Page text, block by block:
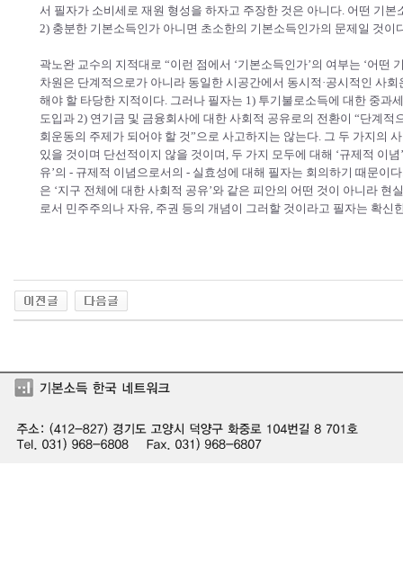
서 필자가 소비세로 재원 형성을 하자고 주장한 것은 아니다. 어떤 기
2) 충분한 기본소득인가 아니면 초소한의 기본소득인가의 문제일 것이
곽노완 교수의 지적대로 “이런 점에서 ‘기본소득인가’의 여부는 ‘어떤
차원은 단계적으로가 아니라 동일한 시공간에서 동시적·공시적인 사
해야 할 타당한 지적이다. 그러나 필자는 1) 투기불로소득에 대한 중과
도입과 2) 연기금 및 금융회사에 대한 사회적 공유로의 전환이 “단계
회운동의 주제가 되어야 할 것”으로 사고하지는 않는다. 그 두 가지의
있을 것이며 단선적이지 않을 것이며, 두 가지 모두에 대해 ‘규제적 이
유’의 - 규제적 이념으로서의 - 실효성에 대해 필자는 회의하기 때문이
은 ‘지구 전체에 대한 사회적 공유’와 같은 피안의 어떤 것이 아니라
로서 민주주의나 자유, 주권 등의 개념이 그러할 것이라고 필자는 확신